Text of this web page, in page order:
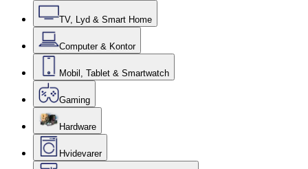
TV, Lyd & Smart Home
Computer & Kontor
Mobil, Tablet & Smartwatch
Gaming
Hardware
Hvidevarer